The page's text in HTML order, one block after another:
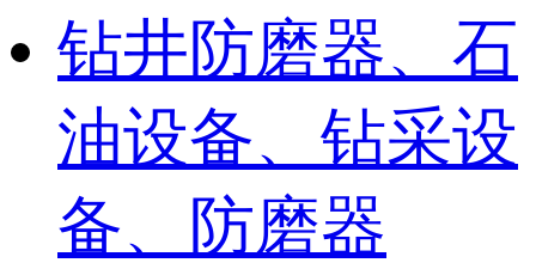
钻井防磨器、石
油设备、钻采设
备、防磨器